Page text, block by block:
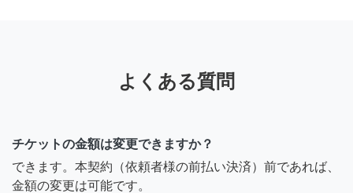
よくある質問
チケットの金額は変更できますか？
できます。本契約（依頼者様の前払い決済）前であれば、
金額の変更は可能です。